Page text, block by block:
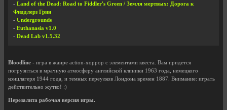
- Land of the Dead: Road to Fiddler's Green / Земля мертвых: Дорога к
Фиддлерз Грин
- Undergrounds
- Euthanasia v1.0
- Dead Lab v1.5.32
Bloodline - игра в жанре action-хоррор с элементами квеста. Вам придется
погрузиться в мрачную атмосферу английской клиники 1963 года, немецкого
концлагеря 1944 года, и темных переулков Лондона времен 1887. Внимание: играть
действительно жутко! :)
Перезалита рабочая версия игры.